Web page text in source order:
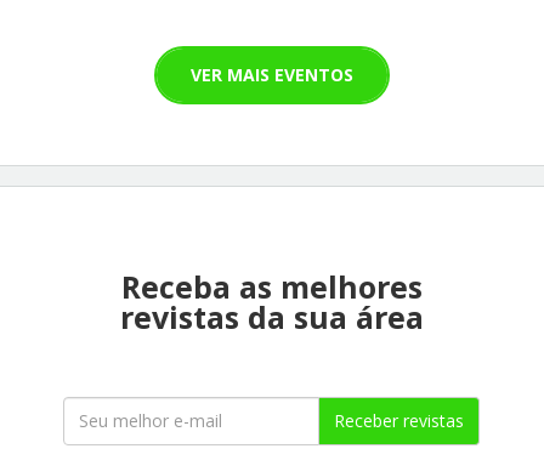
VER MAIS EVENTOS
Receba as melhores
revistas da sua área
Receber revistas